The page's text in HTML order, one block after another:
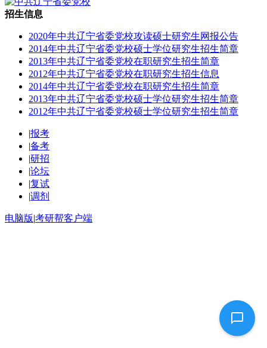
招生信息
2020年中共辽宁省委党校攻读硕士研究生网报公告
2014年中共辽宁省委党校硕士学位研究生招生简章
2013年中共辽宁省委党校在职研究生招生简章
2012年中共辽宁省委党校在职研究生招生信息
2014年中共辽宁省委党校在职研究生招生简章
2013年中共辽宁省委党校硕士学位研究生招生简章
2012年中共辽宁省委党校硕士学位研究生招生简章
|报考
|备考
|研招
|论坛
|复试
|调剂
电脑版|考研帮客户端